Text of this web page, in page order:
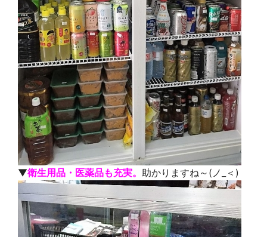
▼衛生用品・医薬品も充実。 助かりますね～(ノ_＜)